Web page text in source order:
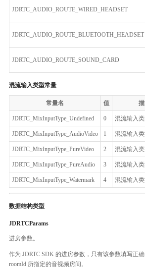
JDRTC_AUDIO_ROUTE_WIRED_HEADSET
JDRTC_AUDIO_ROUTE_BLUETOOTH_HEADSET
JDRTC_AUDIO_ROUTE_SOUND_CARD
混流输入类型常量
常量名 值
JDRTC_MixInputType_Undefined 0 混流输入
JDRTC_MixInputType_AudioVideo 1 混流输入
JDRTC_MixInputType_PureVideo 2 混流输入
JDRTC_MixInputType_PureAudio 3 混流输入
JDRTC_MixInputType_Watermark 4 混流输入
数据结构类型
JDRTCParams
进房参数。
作为 JDRTC SDK 的进房参数，只有该参数填写正
roomId 所指定的音视频房间。